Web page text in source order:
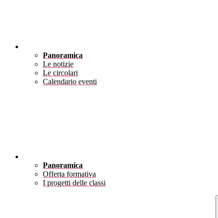
Panoramica
Le notizie
Le circolari
Calendario eventi
Panoramica
Offerta formativa
I progetti delle classi